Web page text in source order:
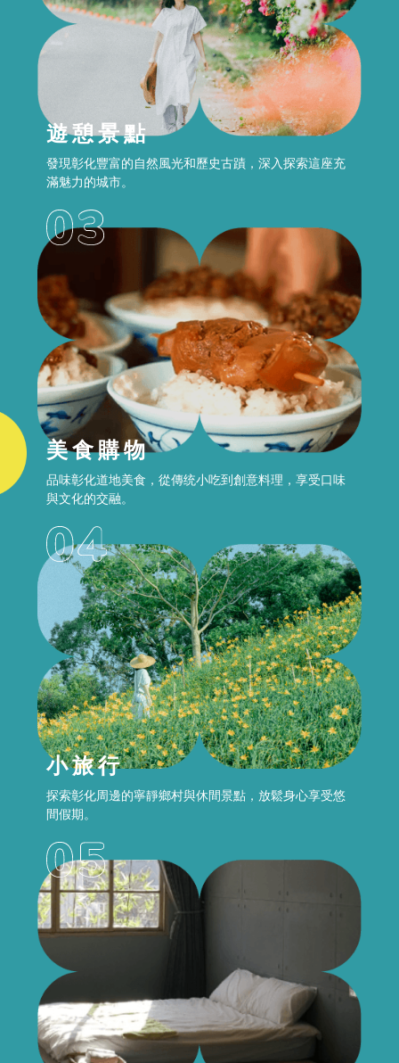
遊憩景點
發現彰化豐富的自然風光和歷史古蹟，深入探索這座充
滿魅力的城市。
美食購物
品味彰化道地美食，從傳统小吃到創意料理，享受口味
與文化的交融。
小旅行
探索彰化周邊的寧靜鄉村與休間景點，放鬆身心享受悠
間假期。